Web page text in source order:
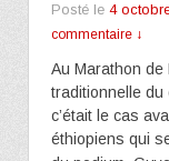
Posté le 4
commentaire ↓
Au Marathon de
traditionnelle du
c’était le cas
éthiopiens qui